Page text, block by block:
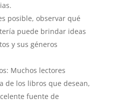
posible, observar qué
puede brindar ideas
y sus géneros
Muchos lectores
de los libros que desean,
fuente de